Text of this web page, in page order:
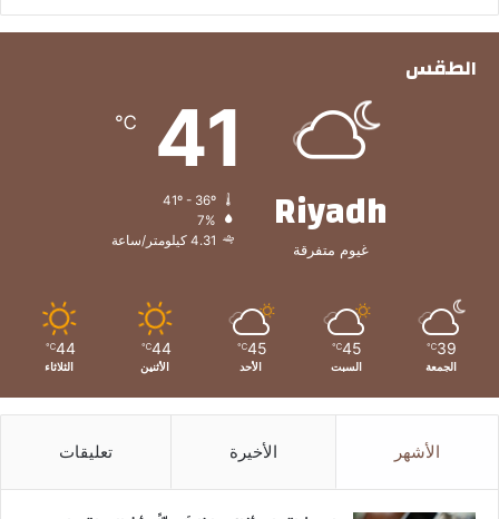
الطقس
Riyadh
غيوم متفرقة
41
℃
7%
4.31 كيلومتر/ساعة
39
℃
الجمعة
45
℃
السبت
45
℃
الأحد
44
℃
الأثنين
44
℃
الثلاثاء
الأشهر الأخيرة تعليقات